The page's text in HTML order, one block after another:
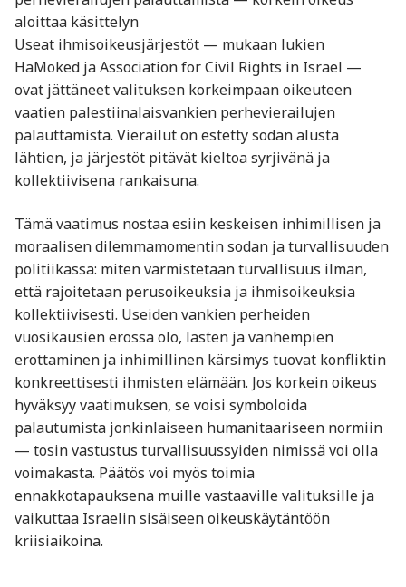
aloittaa käsittelyn
Useat ihmisoikeusjärjestöt — mukaan lukien
HaMoked ja Association for Civil Rights in Israel —
ovat jättäneet valituksen korkeimpaan oikeuteen
vaatien palestiinalaisvankien perhevierailujen
palauttamista. Vierailut on estetty sodan alusta
lähtien, ja järjestöt pitävät kieltoa syrjivänä ja
kollektiivisena rankaisuna.
Tämä vaatimus nostaa esiin keskeisen inhimillisen ja
moraalisen dilemmamomentin sodan ja turvallisuuden
politiikassa: miten varmistetaan turvallisuus ilman,
että rajoitetaan perusoikeuksia ja ihmisoikeuksia
kollektiivisesti. Useiden vankien perheiden
vuosikausien erossa olo, lasten ja vanhempien
erottaminen ja inhimillinen kärsimys tuovat konfliktin
konkreettisesti ihmisten elämään. Jos korkein oikeus
hyväksyy vaatimuksen, se voisi symboloida
palautumista jonkinlaiseen humanitaariseen normiin
— tosin vastustus turvallisuussyiden nimissä voi olla
voimakasta. Päätös voi myös toimia
ennakkotapauksena muille vastaaville valituksille ja
vaikuttaa Israelin sisäiseen oikeuskäytäntöön
kriisiaikoina.